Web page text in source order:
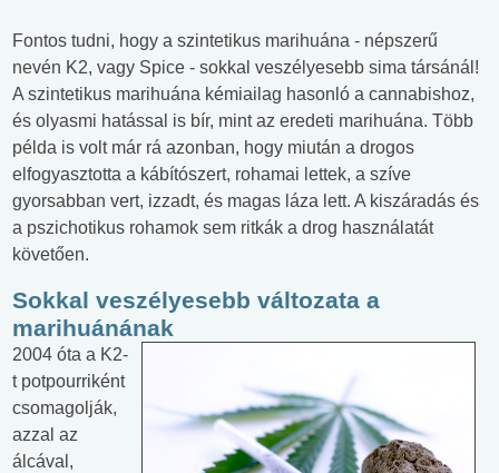
Fontos tudni, hogy a szintetikus marihuána - népszerű
nevén K2, vagy Spice - sokkal veszélyesebb sima társánál!
A szintetikus marihuána kémiailag hasonló a cannabishoz,
és olyasmi hatással is bír, mint az eredeti marihuána. Több
példa is volt már rá azonban, hogy miután a drogos
elfogyasztotta a kábítószert, rohamai lettek, a szíve
gyorsabban vert, izzadt, és magas láza lett. A kiszáradás és
a pszichotikus rohamok sem ritkák a drog használatát
követően.
Sokkal veszélyesebb változata a
marihuánának
2004 óta a K2-
t potpourriként
csomagolják,
azzal az
álcával,